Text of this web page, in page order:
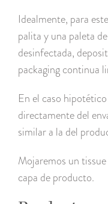
Idealmente, para
palita y una paleta
desinfectada,
packaging continua
En el caso
directamente del
similar a la del
Mojaremos un
capa de producto.